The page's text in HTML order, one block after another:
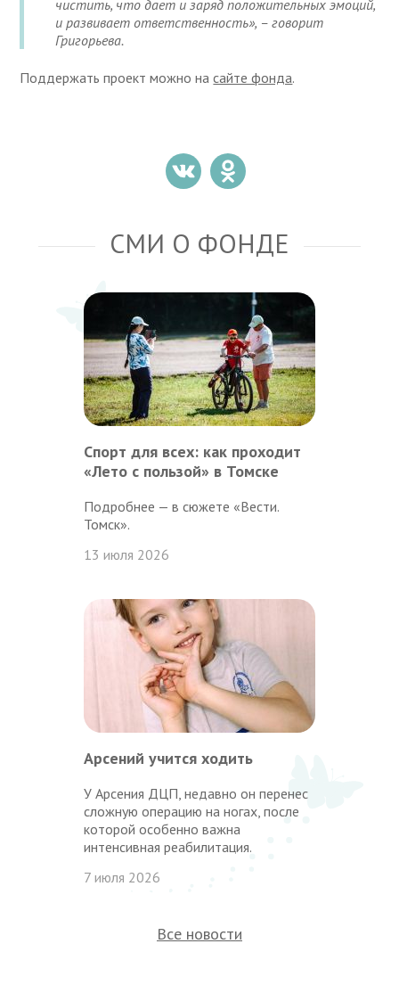
чистить, что дает и заряд положительных эмоций,
и развивает ответственность», – говорит
Григорьева.
Поддержать проект можно насайте фонда.
СМИ О ФОНДЕ
Спорт для всех: как проходит
«Лето с пользой» в Томске
Подробнее — в сюжете «Вести.
Томск».
13 июля 2026
Арсений учится ходить
У Арсения ДЦП, недавно он перенес
сложную операцию на ногах, после
которой особенно важна
интенсивная реабилитация.
7 июля 2026
Все новости